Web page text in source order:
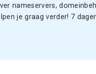
nameservers,
je graag verder! 7